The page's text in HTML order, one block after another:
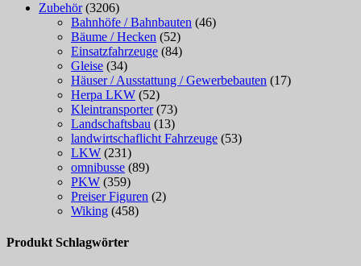
Zubehör (3206)
Bahnhöfe / Bahnbauten (46)
Bäume / Hecken (52)
Einsatzfahrzeuge (84)
Gleise (34)
Häuser / Ausstattung / Gewerbebauten (17)
Herpa LKW (52)
Kleintransporter (73)
Landschaftsbau (13)
landwirtschaflicht Fahrzeuge (53)
LKW (231)
omnibusse (89)
PKW (359)
Preiser Figuren (2)
Wiking (458)
Produkt Schlagwörter